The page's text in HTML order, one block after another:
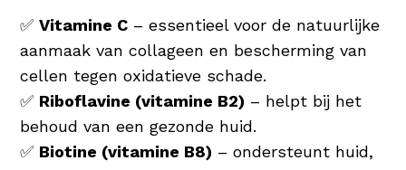
✅Vitamine C – essentieel voor de natuurlijke
aanmaak van collageen en bescherming van
cellen tegen oxidatieve schade.
✅ Riboflavine (vitamine B2) – helpt bij het
behoud van een gezonde huid.
✅ Biotine (vitamine B8) – ondersteunt huid,